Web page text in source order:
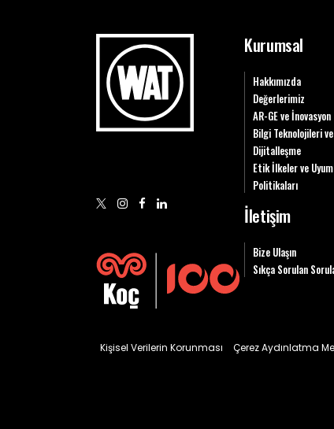
Kurumsal
Hakkımızda
Değerlerimiz
AR-GE ve İnovasyon
Bilgi Teknolojileri ve
Dijitalleşme
Etik İlkeler ve Uyum
Politikaları
İletişim
Bize Ulaşın
Sıkça Sorulan
Kişisel Verilerin Korunması Çerez Aydınlatma